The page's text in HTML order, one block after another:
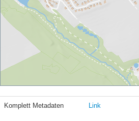
Komplett Metadaten Link